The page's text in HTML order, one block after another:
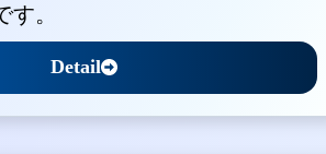
。
Detail